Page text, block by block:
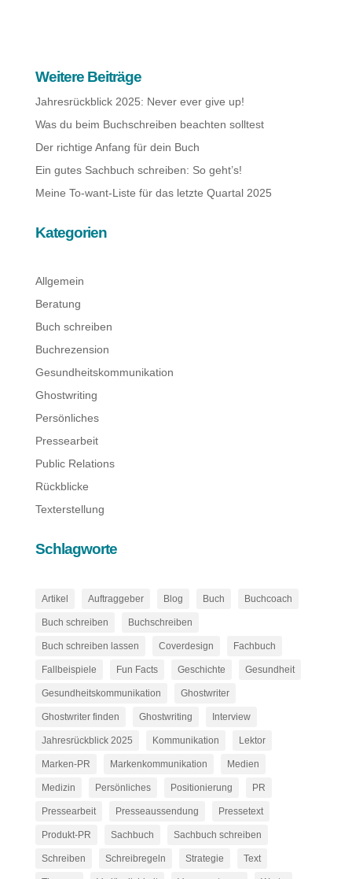
Weitere Beiträge
Jahresrückblick 2025: Never ever give up!
Was du beim Buchschreiben beachten solltest
Der richtige Anfang für dein Buch
Ein gutes Sachbuch schreiben: So geht’s!
Meine To-want-Liste für das letzte Quartal 2025
Kategorien
Allgemein
Beratung
Buch schreiben
Buchrezension
Gesundheitskommunikation
Ghostwriting
Persönliches
Pressearbeit
Public Relations
Rückblicke
Texterstellung
Schlagworte
Artikel Auftraggeber Blog Buch Buchcoach
Buch schreiben Buchschreiben
Buch schreiben lassen Coverdesign Fachbuch
Fallbeispiele Fun Facts Geschichte Gesundheit
Gesundheitskommunikation Ghostwriter
Ghostwriter finden Ghostwriting Interview
Jahresrückblick 2025 Kommunikation Lektor
Marken-PR Markenkommunikation Medien
Medizin Persönliches Positionierung PR
Pressearbeit Presseaussendung Pressetext
Produkt-PR Sachbuch Sachbuch schreiben
Schreiben Schreibregeln Strategie Text